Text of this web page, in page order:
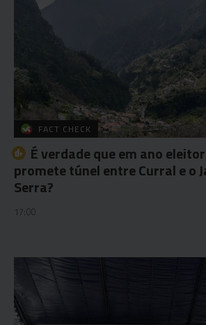
FACT CHECK
É verdade que em ano
promete túnel entre Curral e o
Serra?
17:00